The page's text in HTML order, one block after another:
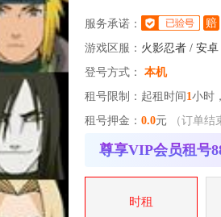
服务承诺： 赔
游戏区服： 火影忍者 / 安卓
登号方式：
本机
租号限制：起租时间 1小时
租号押金： 0.0元 （订单结
尊享VIP会员租号
时租